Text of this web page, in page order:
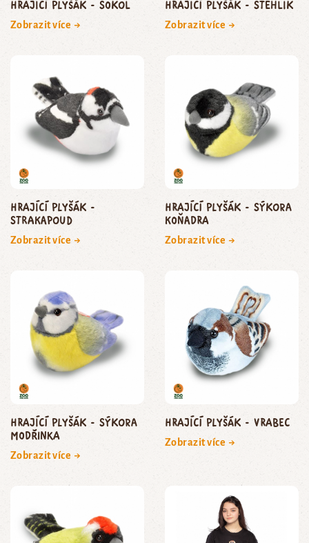
Hrající plyšák - sokol
Zobrazit více →
Hrající plyšák - stehlík
Zobrazit více →
Hrající plyšák -
strakapoud
Zobrazit více →
Hrající plyšák - sýkora
koňadra
Zobrazit více →
Hrající plyšák - sýkora
modřinka
Zobrazit více →
Hrající plyšák - vrabec
Zobrazit více →